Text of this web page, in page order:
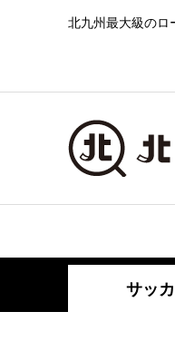
北九州最大級のロ
サッ